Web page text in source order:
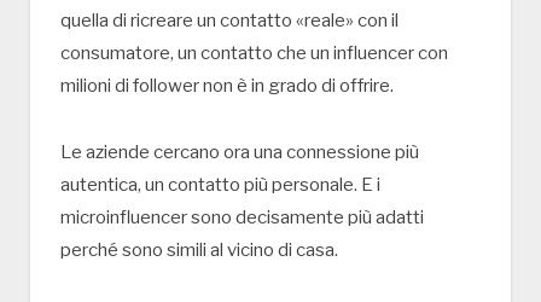
quella di ricreare un contatto «reale» con il
consumatore, un contatto che un influencer con
milioni di follower non è in grado di offrire.
Le aziende cercano ora una connessione più
autentica, un contatto più personale. E i
microinfluencer sono decisamente più adatti
perché sono simili al vicino di casa.